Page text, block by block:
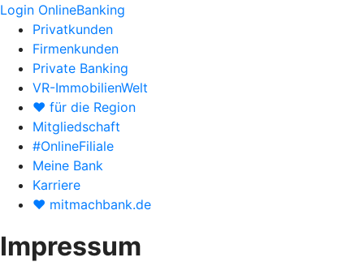
Login OnlineBanking
Privatkunden
Firmenkunden
Private Banking
VR-ImmobilienWelt
♥ für die Region
Mitgliedschaft
#OnlineFiliale
Meine Bank
Karriere
♥ mitmachbank.de
Impressum